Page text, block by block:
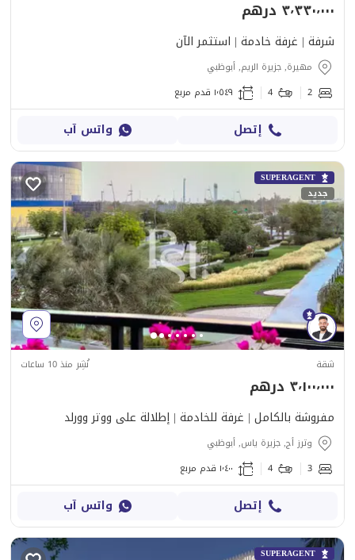
٣٬٣٣٠٬٠٠٠ درهم
شرفة | غرفة خادمة | استثمر الآن
مهيرة, جزيرة الريم, أبوظبي
2
4 ١٬٥٤٩ قدم مربع
إتصل واتس آب
SUPERAGENT
جديد
شقة نُشِر منذ 10 ساعات
٣٬١٠٠٬٠٠٠ درهم
مفروشة بالكامل | غرفة للخادمة | إطلالة على ووتر وورلد
وترز أج, جزيرة ياس, أبوظبي
3
4 ١٬٤٠٠ قدم مربع
إتصل واتس آب
SUPERAGENT